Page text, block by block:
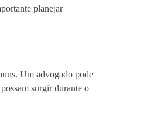
planejar
Um advogado pode
surgir durante o